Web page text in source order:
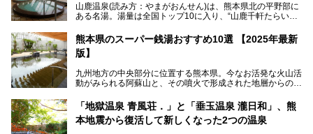
日、の合計8日間開催。今回は地元九州在住の筆者が、その
見所を徹底紹介。併せて、その他イベントや立ち寄り湯も併
山鹿温泉(読み方：やまがおんせん)は、熊本県北の平野部に
ある名湯。湯量は全国トップ10に入り、“山鹿千軒たらいな
泉質であり、お湯の良さにも定評があります。
今回は地元九州の温泉ライターの私が実際に入浴した中か
設・家族風呂の3パターンに分類し、合計10施設を厳選して
ご紹介。ぜひ、湯めぐりの参考にして下さいね！
熊本県のスーパー銭湯おすすめ10選 【2025年最新
版】
九州地方の中央部分に位置する熊本県。今なお活発な火山活
動がみられる阿蘇山と、その噴火で形成された地層からの湧
す。
そんな熊本県は、県内の至るところから温泉が湧いている温
泉県でもあります。山鹿温泉、玉名温泉、黒川温泉、人吉温
「地獄温泉 青風荘．」と「垂玉温泉 瀧日和」、熊
本地震から復活して新しくなった2つの温泉